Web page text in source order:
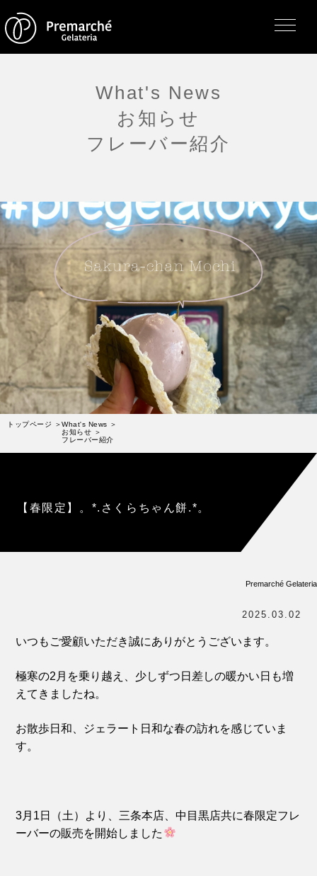
ジェラテリアの紹介
フレーバー（メニュー）
アレルゲン一覧
求人情報
通販のご案内
お知らせ・メディア掲載
受賞歴
お問い合わせ
Column コラム・連載
なぜジェラート作りを始めたのか？
プレマルシェジェラテリアについて
譲れないこと、私たちの取り組み
ヴィーガン・ジェラート・マエストロ® 中川やジェラ
What's News
お知らせ
フレーバー紹介
トップページ
What's News
お知らせ
フレーバー紹介
【春限定】。*.さくらちゃん餅.*。
Premarché Gelateria
2025.03.02
いつもご愛顧いただき誠にありがとうございます。
極寒の2月を乗り越え、少しずつ日差しの暖かい日も増
えてきましたね。
お散歩日和、ジェラート日和な春の訪れを感じていま
す。
3月1日（土）より、三条本店、中目黒店共に春限定フレ
ーバーの販売を開始しました